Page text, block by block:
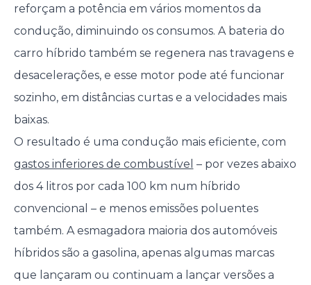
reforçam a potência em vários momentos da
condução, diminuindo os consumos. A bateria do
carro híbrido também se regenera nas travagens e
desacelerações, e esse motor pode até funcionar
sozinho, em distâncias curtas e a velocidades mais
baixas.
O resultado é uma condução mais eficiente, com
gastos inferiores de combustível – por vezes abaixo
dos 4 litros por cada 100 km num híbrido
convencional – e menos emissões poluentes
também. A esmagadora maioria dos automóveis
híbridos são a gasolina, apenas algumas marcas
que lançaram ou continuam a lançar versões a